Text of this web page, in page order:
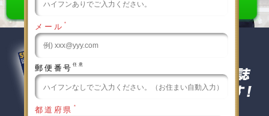
メール ＊
郵便番号 任意
都道府県 ＊